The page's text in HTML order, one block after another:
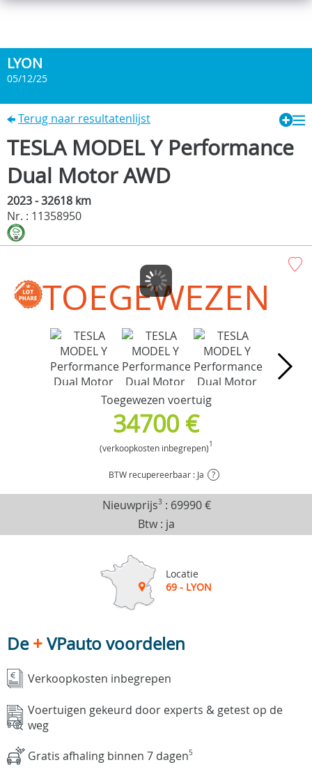
LYON
05/12/25
Terug naar resultatenlijst
TESLA MODEL Y Performance
Dual Motor AWD
2023 - 32618 km
Nr. : 11358950
TOEGEWEZEN
Toegewezen voertuig
34700 €
(verkoopkosten inbegrepen)1
BTW recupereerbaar : Ja ?
Nieuwprijs3 : 69990 €
Btw : ja
Locatie
69 - LYON
De+VPauto voordelen
Verkoopkosten inbegrepen
Voertuigen gekeurd door experts & getest op de
weg
Gratis afhaling binnen 7 dagen5